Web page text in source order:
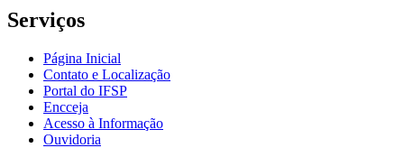
Serviços
Página Inicial
Contato e Localização
Portal do IFSP
Encceja
Acesso à Informação
Ouvidoria